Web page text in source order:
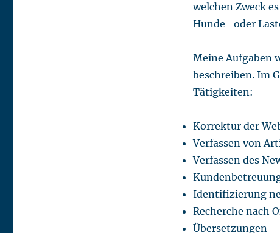
welchen Zweck
Hunde- oder
Meine Aufgaben
beschreiben. Im
Tätigkeiten:
Korrektur der
Verfassen von
Verfassen des
Identifizierung
Recherche nach
Übersetzungen